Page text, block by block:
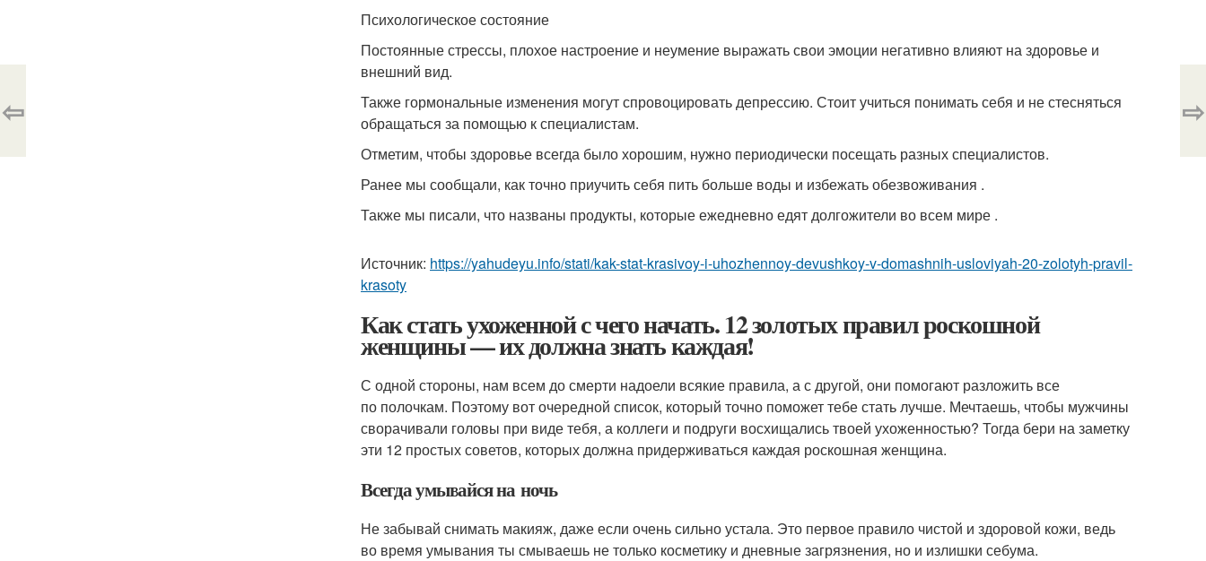
Психологическое состояние
Постоянные стрессы, плохое настроение и неумение выражать свои эмоции негативно влияют на здоровье и
внешний вид.
Также гормональные изменения могут спровоцировать депрессию. Стоит учиться понимать себя и не стесняться
обращаться за помощью к специалистам.
Отметим, чтобы здоровье всегда было хорошим, нужно периодически посещать разных специалистов.
Ранее мы сообщали, как точно приучить себя пить больше воды и избежать обезвоживания .
Также мы писали, что названы продукты, которые ежедневно едят долгожители во всем мире .
Источник: https://yahudeyu.info/stati/kak-stat-krasivoy-i-uhozhennoy-devushkoy-v-domashnih-usloviyah-20-zolotyh-pravil-
krasoty
Как стать ухоженной с чего начать. 12 золотых правил роскошной
женщины — их должна знать каждая!
С одной стороны, нам всем до смерти надоели всякие правила, а с другой, они помогают разложить все
по полочкам. Поэтому вот очередной список, который точно поможет тебе стать лучше. Мечтаешь, чтобы мужчины
сворачивали головы при виде тебя, а коллеги и подруги восхищались твоей ухоженностью? Тогда бери на заметку
эти 12 простых советов, которых должна придерживаться каждая роскошная женщина.
Всегда умывайся на ночь
Не забывай снимать макияж, даже если очень сильно устала. Это первое правило чистой и здоровой кожи, ведь
во время умывания ты смываешь не только косметику и дневные загрязнения, но и излишки себума.
⇦ ⇨